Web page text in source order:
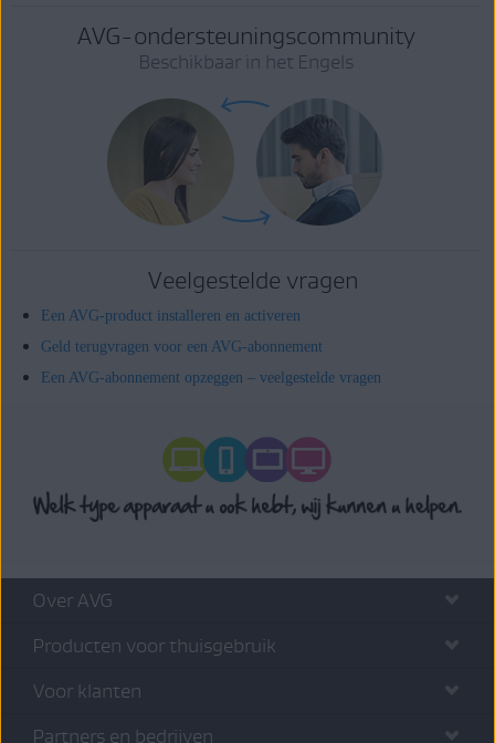
AVG-ondersteuningscommunity
Beschikbaar in het Engels
Veelgestelde vragen
Een AVG-product installeren en activeren
Geld terugvragen voor een AVG-abonnement
Een AVG-abonnement opzeggen – veelgestelde vragen
Over AVG
Producten voor thuisgebruik
Voor klanten
Partners en bedrijven